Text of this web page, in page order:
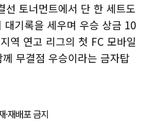
선 토너먼트에서 단 한 세트도
기록을 세우며 우승 상금 10
역 연고 리그의 첫 FC 모바일
무결점 우승이라는 금자탑
재배포 금지